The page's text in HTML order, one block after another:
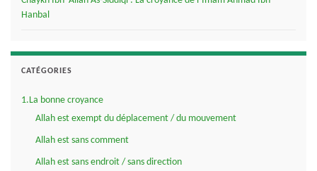
Hanbal
CATÉGORIES
1.La bonne croyance
Allah est exempt du déplacement / du mouvement
Allah est sans comment
Allah est sans endroit / sans direction